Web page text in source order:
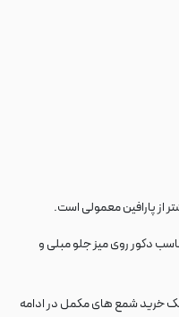
از پارافین معمولی است.
دکور روی میز جلو مبلی و
خرید شمع های مکمل در ادامه